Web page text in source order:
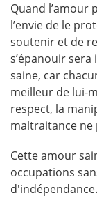
Quand l’amour
l’envie de le
soutenir et de
s’épanouir
saine, car
meilleur de lui-
respect, la
maltraitance ne
Cette amour
occupations
d'indépendance.